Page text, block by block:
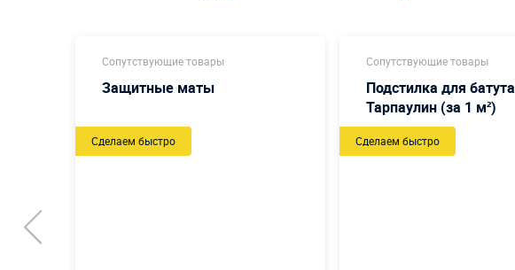
Сопутствующие товары
Защитные маты
Сделаем быстро
Сопутствующие товары
Подстилка для батута
Тарпаулин (за 1 м²)
Сделаем быстро